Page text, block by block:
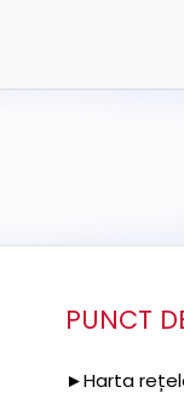
PUNCT
►Harta